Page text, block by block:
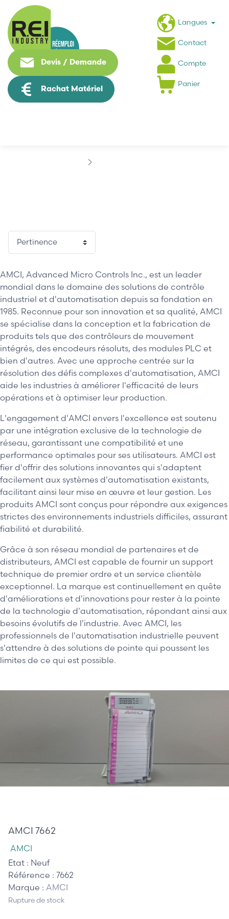
Devis / Demande
Rachat Matériel
Langues
Contact
Compte
Panier
AMCI, Advanced Micro Controls Inc., est un leader
mondial dans le domaine des solutions de contrôle
industriel et d'automatisation depuis sa fondation en
1985. Reconnue pour son innovation et sa qualité, AMCI
se spécialise dans la conception et la fabrication de
produits tels que des contrôleurs de mouvement
intégrés, des encodeurs résoluts, des modules PLC et
bien d'autres. Avec une approche centrée sur la
résolution des défis complexes d'automatisation, AMCI
aide les industries à améliorer l'efficacité de leurs
opérations et à optimiser leur production.
L'engagement d'AMCI envers l'excellence est soutenu
par une intégration exclusive de la technologie de
réseau, garantissant une compatibilité et une
performance optimales pour ses utilisateurs. AMCI est
fier d'offrir des solutions innovantes qui s'adaptent
facilement aux systèmes d'automatisation existants,
facilitant ainsi leur mise en œuvre et leur gestion. Les
produits AMCI sont conçus pour répondre aux exigences
strictes des environnements industriels difficiles, assurant
fiabilité et durabilité.
Grâce à son réseau mondial de partenaires et de
distributeurs, AMCI est capable de fournir un support
technique de premier ordre et un service clientèle
exceptionnel. La marque est continuellement en quête
d'améliorations et d'innovations pour rester à la pointe
de la technologie d'automatisation, répondant ainsi aux
besoins évolutifs de l'industrie. Avec AMCI, les
professionnels de l'automatisation industrielle peuvent
s'attendre à des solutions de pointe qui poussent les
limites de ce qui est possible.
AMCI 7662
AMCI
Etat : Neuf
Référence : 7662
Marque : AMCI
Rupture de stock